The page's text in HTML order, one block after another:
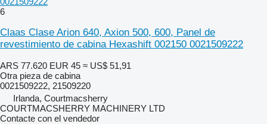
6
Claas Clase Arion 640, Axion 500, 600, Panel de
revestimiento de cabina Hexashift 002150 0021509222
ARS 77.620 EUR 45 ≈ US$ 51,91
Otra pieza de cabina
0021509222, 21509220
Irlanda, Courtmacsherry
COURTMACSHERRY MACHINERY LTD
Contacte con el vendedor